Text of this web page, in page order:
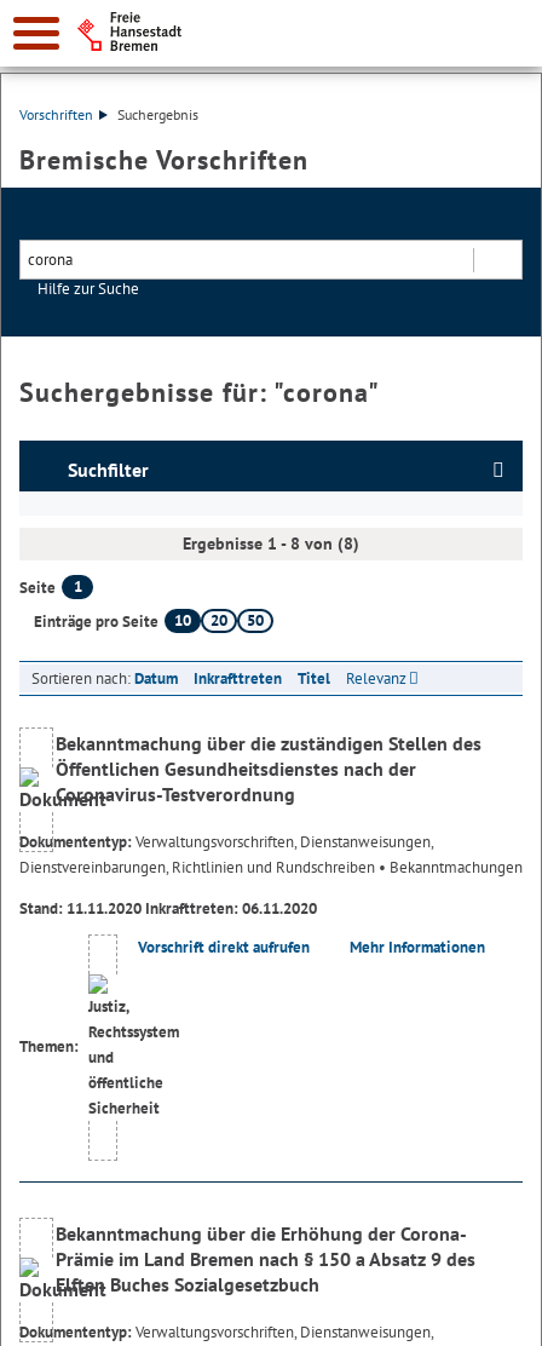
Vorschriften Suchergebnis
Bremische Vorschriften
Hilfe zur Suche
Suchergebnisse für: "corona"
Suchfilter
Ergebnisse 1 - 8 von (8)
Seite
1
Einträge pro Seite
10 20 50
Sortieren nach:Datum Inkrafttreten Titel Relevanz
Bekanntmachung über die zuständigen Stellen des
Öffentlichen Gesundheitsdienstes nach der
Coronavirus-Testverordnung
Dokumententyp:Verwaltungsvorschriften, Dienstanweisungen,
Dienstvereinbarungen, Richtlinien und Rundschreiben • Bekanntmachungen
Stand: 11.11.2020 Inkrafttreten: 06.11.2020
Themen:
Vorschrift direkt aufrufen Mehr Informationen
Bekanntmachung über die Erhöhung der Corona-
Prämie im Land Bremen nach § 150 a Absatz 9 des
Elften Buches Sozialgesetzbuch
Dokumententyp:Verwaltungsvorschriften, Dienstanweisungen,